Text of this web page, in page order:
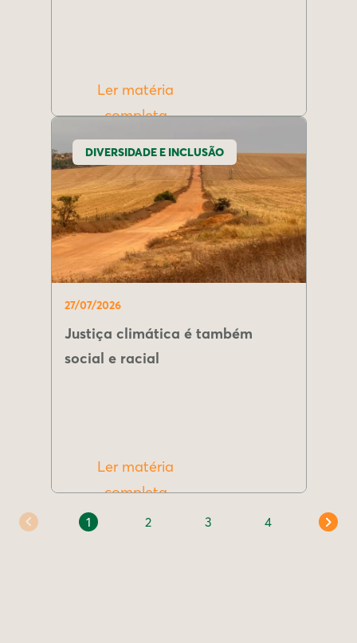
Ler matéria
completa
DIVERSIDADE E INCLUSÃO
27/07/2026
Justiça climática é também
social e racial
Ler matéria
completa
1 2 3 4